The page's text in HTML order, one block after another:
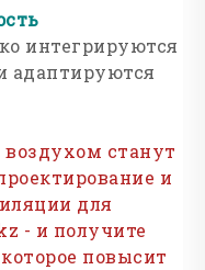
интегрируются
адаптируются
станут
и
для
- и получите
повысит